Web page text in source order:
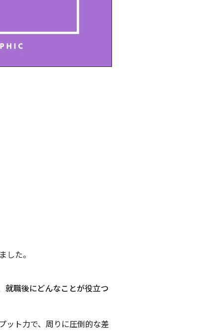
た。
就職後にどんなことが役立つ
ット力で、周りに圧倒的な差